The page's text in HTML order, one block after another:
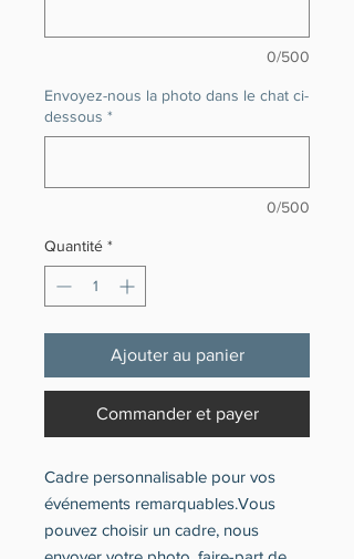
0/500
Envoyez-nous la photo dans le chat ci-
dessous *
0/500
Quantité *
Ajouter au panier
Commander et payer
Cadre personnalisable pour vos
événements remarquables.Vous
pouvez choisir un cadre, nous